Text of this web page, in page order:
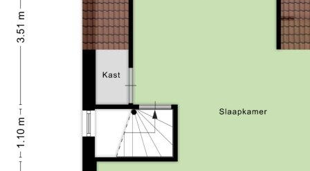
Kort gezegd is dit dé ideale plek voor gezinnen die
hoogwaardig en comfortabel willen wonen. Of je nu
op zoek bent naar ruimte, luxe en een instapklare
woning óf droomt van heerlijke, lange zomeravonden
in je eigen tuin: De Deel 1 in Biddinghuizen heeft het!
- Ruime oprit met carport, voldoende parkeerruimte
op eigen terrein
- Prachtige leef-keuken
- Uitgebouwde woonkamer